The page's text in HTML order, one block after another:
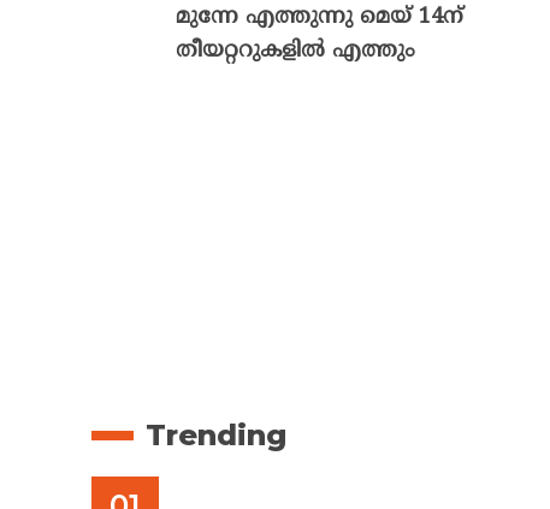
മുന്നേ എത്തുന്നു മെയ് 14ന്
തീയറ്ററുകളിൽ എത്തും
Trending